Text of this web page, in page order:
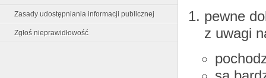
Zasady udostępniania informacji publicznej
Zgłoś nieprawidłowość
pewne
z uwagi